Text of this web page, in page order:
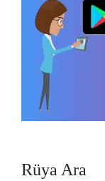
Rüya Ara